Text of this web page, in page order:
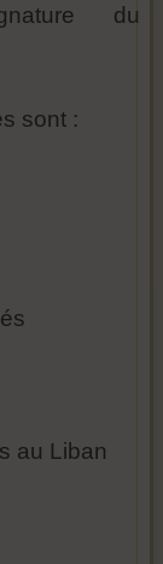
du
sont :
au Liban